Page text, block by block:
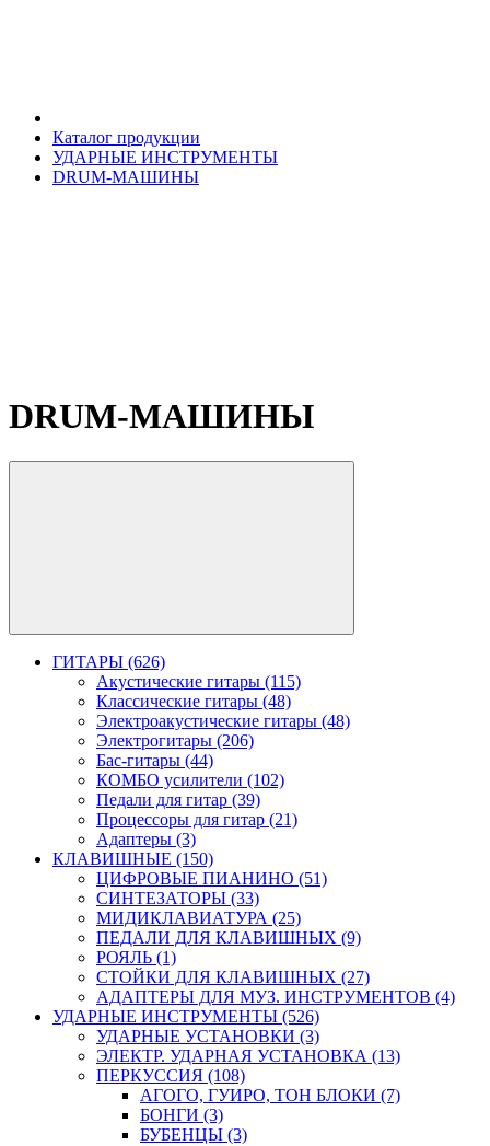
Каталог продукции
УДАРНЫЕ ИНСТРУМЕНТЫ
DRUM-МАШИНЫ
DRUM-МАШИНЫ
ГИТАРЫ (626)
Акустические гитары (115)
Классические гитары (48)
Электроакустические гитары (48)
Электрогитары (206)
Бас-гитары (44)
КОМБО усилители (102)
Педали для гитар (39)
Процессоры для гитар (21)
Адаптеры (3)
КЛАВИШНЫЕ (150)
ЦИФРОВЫЕ ПИАНИНО (51)
СИНТЕЗАТОРЫ (33)
МИДИКЛАВИАТУРА (25)
ПЕДАЛИ ДЛЯ КЛАВИШНЫХ (9)
РОЯЛЬ (1)
СТОЙКИ ДЛЯ КЛАВИШНЫХ (27)
АДАПТЕРЫ ДЛЯ МУЗ. ИНСТРУМЕНТОВ (4)
УДАРНЫЕ ИНСТРУМЕНТЫ (526)
УДАРНЫЕ УСТАНОВКИ (3)
ЭЛЕКТР. УДАРНАЯ УСТАНОВКА (13)
ПЕРКУССИЯ (108)
АГОГО, ГУИРО, ТОН БЛОКИ (7)
БОНГИ (3)
БУБЕНЦЫ (3)